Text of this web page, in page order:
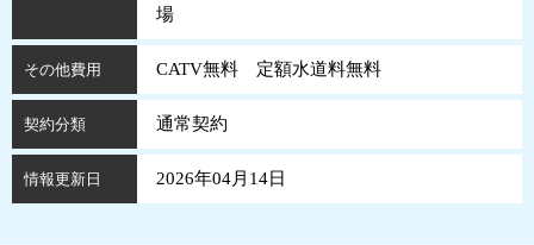
場
その他費用 CATV無料 定額水道料無料
契約分類 通常契約
情報更新日 2026年04月14日